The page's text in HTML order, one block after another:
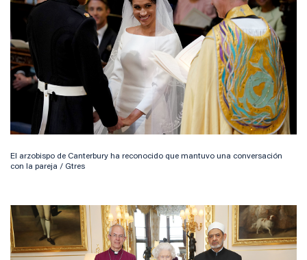
El arzobispo de Canterbury ha reconocido que mantuvo una conversación
con la pareja / Gtres